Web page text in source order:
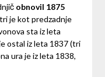
obnovil 1875
je kot predzadnje
sta iz leta
ostal iz leta 1837 (tri
ura je iz leta 1838,